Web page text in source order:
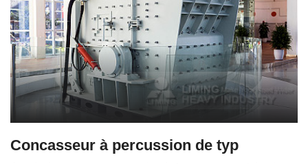
Concasseur à percussion de typ